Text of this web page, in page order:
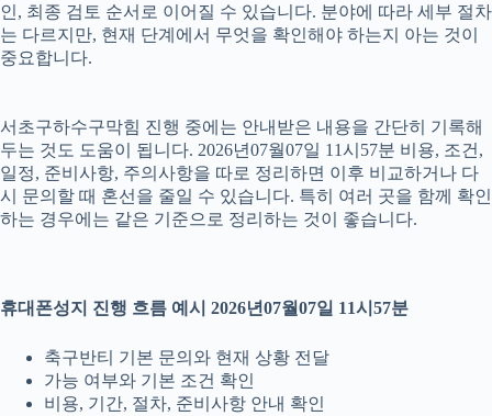
인, 최종 검토 순서로 이어질 수 있습니다. 분야에 따라 세부 절차
는 다르지만, 현재 단계에서 무엇을 확인해야 하는지 아는 것이
중요합니다.
서초구하수구막힘 진행 중에는 안내받은 내용을 간단히 기록해
두는 것도 도움이 됩니다. 2026년07월07일 11시57분 비용, 조건,
일정, 준비사항, 주의사항을 따로 정리하면 이후 비교하거나 다
시 문의할 때 혼선을 줄일 수 있습니다. 특히 여러 곳을 함께 확인
하는 경우에는 같은 기준으로 정리하는 것이 좋습니다.
휴대폰성지 진행 흐름 예시 2026년07월07일 11시57분
축구반티 기본 문의와 현재 상황 전달
가능 여부와 기본 조건 확인
비용, 기간, 절차, 준비사항 안내 확인